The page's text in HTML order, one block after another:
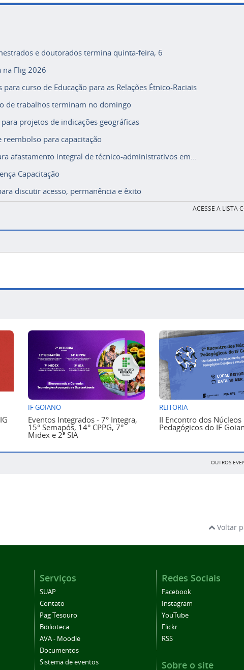
e doutorados termina quinta-feira, 6
na Flig 2026
curso de Educação para as Relações Étnico-Raciais
de trabalhos terminam no domingo
projetos de indicações geográficas
para capacitação
afastamento integral de técnico-administrativos em...
Capacitação
discutir acesso, permanência e êxito
ACESSE A LISTA
IF GOIANO
Eventos Integrados - 7° Integra,
15° Semapós, 14° CPPG, 7°
Midex e 2ª SIA
REITORIA
II Encontro dos Núcleos
Pedagógicos do IF
OUTROS
Voltar
Serviços
SUAP
Contato
Pag Tesouro
Biblioteca
AVA - Moodle
Documentos
Sistema de eventos
Redes Sociais
Facebook
Instagram
YouTube
Flickr
RSS
Sobre o site